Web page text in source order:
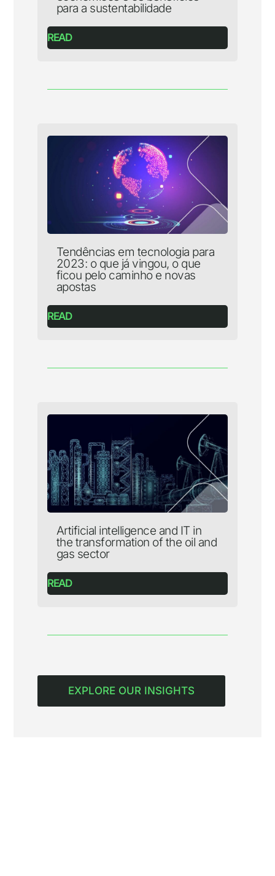
para a sustentabilidade
READ
Tendências em tecnologia para
2023: o que já vingou, o que
ficou pelo caminho e novas
apostas
READ
Artificial intelligence and IT in
the transformation of the oil and
gas sector
READ
EXPLORE OUR INSIGHTS